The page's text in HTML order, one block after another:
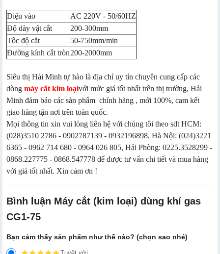
Điện vào
AC 220V - 50/60HZ
Độ dày vật cắt
200-300mm
Tốc độ cắt
50-750mm/min
Đường kính cắt tròn200-2000mm
Siêu thị Hải Minh tự hào là địa chỉ uy tín chuyên cung cấp các
dòng máy cắt kim loạivới mức giá tốt nhất trên thị trường, Hải
Minh đảm bảo các sản phẩm chính hãng , mới 100%, cam kết
giao hàng tận nơi trên toàn quốc.
Mọi thông tin xin vui lòng liên hệ với chúng tôi theo sdt HCM:
(028)3510 2786 - 0902787139 - 0932196898, Hà Nội: (024)3221
6365 - 0962 714 680 - 0964 026 805, Hải Phòng: 0225.3528299 -
0868.227775 - 0868.547778 để được tư vấn chi tiết và mua hàng
với giá tốt nhất. Xin cảm ơn !
Bình luận Máy cắt (kim loại) dùng khí gas
CG1-75
Bạn cảm thấy sản phẩm như thế nào? (chọn sao nhé)